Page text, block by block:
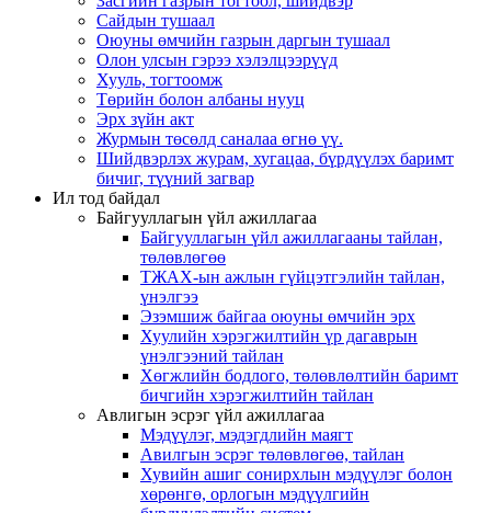
Сайдын тушаал
Оюуны өмчийн газрын даргын тушаал
Олон улсын гэрээ хэлэлцээрүүд
Хууль, тогтоомж
Төрийн болон албаны нууц
Эрх зүйн акт
Журмын төсөлд саналаа өгнө үү.
Шийдвэрлэх журам, хугацаа, бүрдүүлэх баримт
бичиг, түүний загвар
Ил тод байдал
Байгууллагын үйл ажиллагаа
Байгууллагын үйл ажиллагааны тайлан,
төлөвлөгөө
ТЖАХ-ын ажлын гүйцэтгэлийн тайлан,
үнэлгээ
Эзэмшиж байгаа оюуны өмчийн эрх
Хуулийн хэрэгжилтийн үр дагаврын
үнэлгээний тайлан
Хөгжлийн бодлого, төлөвлөлтийн баримт
бичгийн хэрэгжилтийн тайлан
Авлигын эсрэг үйл ажиллагаа
Мэдүүлэг, мэдэгдлийн маягт
Авилгын эсрэг төлөвлөгөө, тайлан
Хувийн ашиг сонирхлын мэдүүлэг болон
хөрөнгө, орлогын мэдүүлгийн